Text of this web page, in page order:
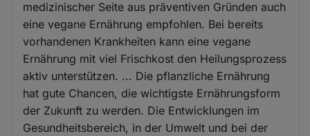
medizinischer Seite aus präventiven Gründen auch
eine vegane Ernährung empfohlen. Bei bereits
vorhandenen Krankheiten kann eine vegane
Ernährung mit viel Frischkost den Heilungsprozess
aktiv unterstützen. ... Die pflanzliche Ernährung
hat gute Chancen, die wichtigste Ernährungsform
der Zukunft zu werden. Die Entwicklungen im
Gesundheitsbereich, in der Umwelt und bei der